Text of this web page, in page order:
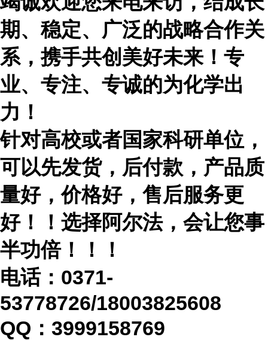
期、稳定、广泛的战略合作关
系，携手共创美好未来！专
业、专注、专诚的为化学出
力！
针对高校或者国家科研单位，
可以先发货，后付款，产品质
量好，价格好，售后服务更
好！！选择阿尔法，会让您事
半功倍！！！
电话： 0371-
53778726/18003825608
QQ：3999158769